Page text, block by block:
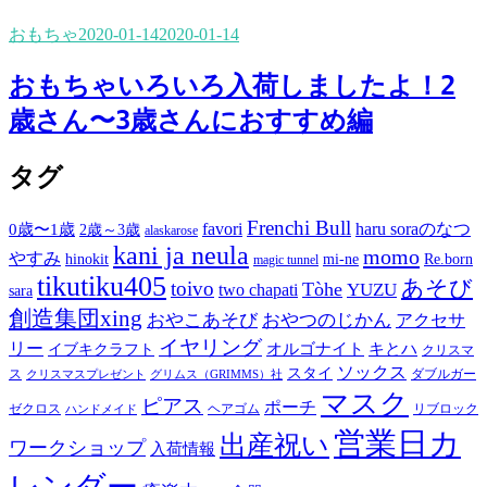
おもちゃ2020-01-142020-01-14
おもちゃいろいろ入荷しましたよ！2
歳さん〜3歳さんにおすすめ編
タグ
0歳〜1歳 2歳～3歳 alaskarose favori Frenchi Bull haru soraのなつ
やすみ hinokit kani ja neula magic tunnel mi-ne momo Re.born
sara tikutiku405 toivo two chapati Tòhe YUZU あそび
創造集団xing おやこあそび おやつのじかん アクセサ
リー イブキクラフト イヤリング オルゴナイト キとハ クリスマ
ス
クリスマスプレゼント グリムス（GRIMMS）社 スタイ ソックス ダブルガー
ゼクロス ハンドメイド ピアス ヘアゴム ポーチ マスク リブロック
ワークショップ 入荷情報 出産祝い 営業日カ